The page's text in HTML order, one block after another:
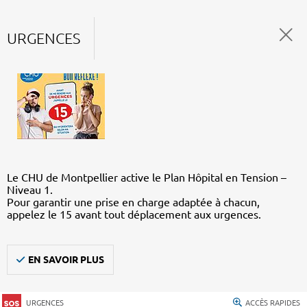
URGENCES
Le CHU de Montpellier active le Plan Hôpital en Tension –
Niveau 1.
Pour garantir une prise en charge adaptée à chacun,
appelez le 15 avant tout déplacement aux urgences.
EN SAVOIR PLUS
URGENCES ACCÈS RAPIDES